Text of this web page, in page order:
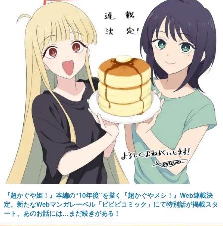
『超かぐや姫！』本編の“10年後”を描く『超かぐやメシ！』Web連載決
定。新たなWebマンガレーベル「ビビビコミック」にて特別話が掲載スタ
ート、あのお話には…まだ続きがある！